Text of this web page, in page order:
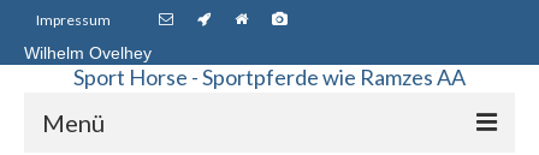
Impressum
Wilhelm Ovelhey
Sport Horse - Sportpferde wie Ramzes AA
Menü